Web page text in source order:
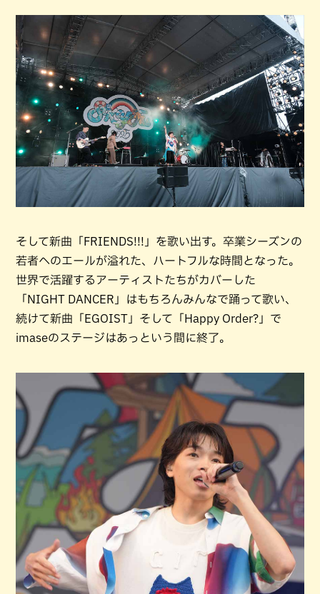
そして新曲「FRIENDS!!!」を歌い出す。卒業シーズンの
若者へのエールが溢れた、ハートフルな時間となった。
世界で活躍するアーティストたちがカバーした
「NIGHT DANCER」はもちろんみんなで踊って歌い、
続けて新曲「EGOIST」そして「Happy Order?」で
imaseのステージはあっという間に終了。